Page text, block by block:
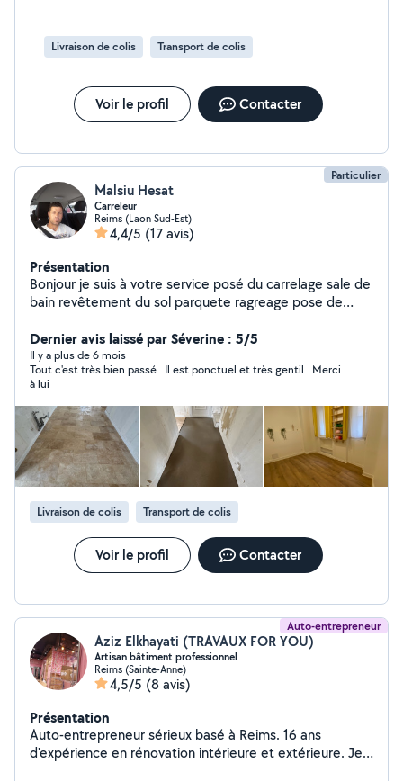
Livraison de colis Transport de colis
Voir le profil Contacter
Particulier
Malsiu Hesat
Carreleur
Reims (Laon Sud-Est)
4,4/5 (17 avis)
Présentation
Bonjour je suis à votre service posé du carrelage sale de
bain revêtement du sol parquete ragreage pose de
Dernier avis laissé par Séverine : 5/5
Il y a plus de 6 mois
Tout c'est très bien passé . Il est ponctuel et très gentil . Merci
à lui
Livraison de colis Transport de colis
Voir le profil Contacter
Auto-entrepreneur
Aziz Elkhayati (TRAVAUX FOR YOU)
Artisan bâtiment professionnel
Reims (Sainte-Anne)
4,5/5 (8 avis)
Présentation
Auto-entrepreneur sérieux basé à Reims. 16 ans
d'expérience en rénovation intérieure et extérieure. Je